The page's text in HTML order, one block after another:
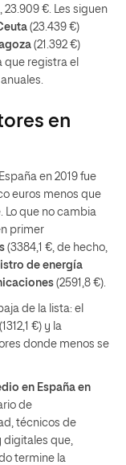
23.909 €. Les siguen
(23.439 €)
(21.392 €)
que registra el
en
en 2019 fue
euros menos que
Lo que no cambia
primer
(3384,1 €, de hecho,
de energía
(2591,8 €).
de la lista: el
€) y la
donde menos se
en España en
de
técnicos de
que,
termine la